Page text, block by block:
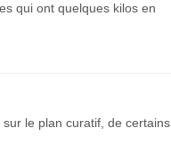
qui ont quelques kilos en
le plan curatif, de certains